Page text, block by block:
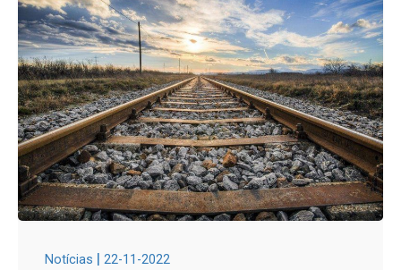
Notícias | 22-11-2022